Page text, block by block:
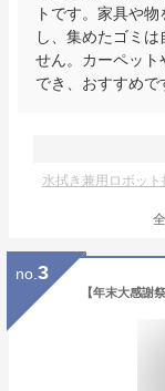
トです。家具や
し、集めたゴミ
せん。カーペット
でき、おすすめで
水拭き兼用ロボット
no. 3